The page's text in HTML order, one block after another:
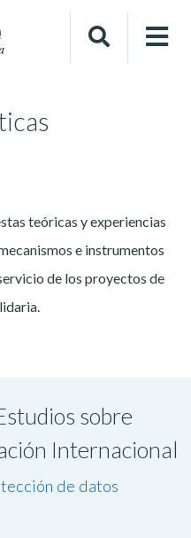
teóricas y experiencias
e instrumentos
de los proyectos de
sobre
Internacional
de datos